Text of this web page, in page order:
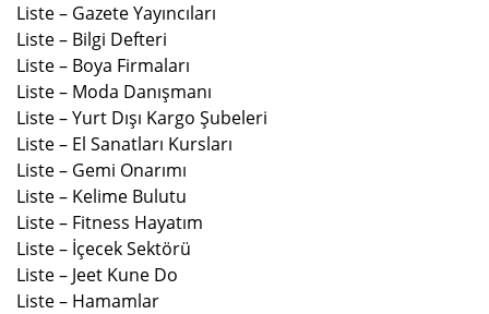
Liste – Gazete Yayıncıları
Liste – Bilgi Defteri
Liste – Boya Firmaları
Liste – Moda Danışmanı
Liste – Yurt Dışı Kargo Şubeleri
Liste – El Sanatları Kursları
Liste – Gemi Onarımı
Liste – Kelime Bulutu
Liste – Fitness Hayatım
Liste – İçecek Sektörü
Liste – Jeet Kune Do
Liste – Hamamlar